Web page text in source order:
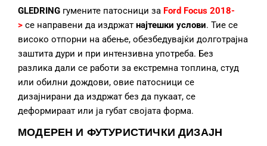
GLEDRING гумените патосници за Ford Focus 2018-
> се направени да издржат најтешки услови. Тие се
високо отпорни на абење, обезбедувајќи долготрајна
заштита дури и при интензивна употреба. Без
разлика дали се работи за екстремна топлина, студ
или обилни дождови, овие патосници се
дизајнирани да издржат без да пукаат, се
деформираат или ја губат својата форма.
МОДЕРЕН И ФУТУРИСТИЧКИ ДИЗАЈН